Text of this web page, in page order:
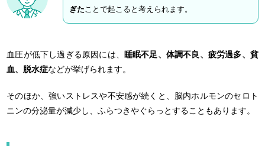
ぎたことで起こると考えられます。
血圧が低下し過ぎる原因には、
睡眠不足、体調不良、疲労過多、貧
血、脱水症などが挙げられます。
そのほか、強いストレスや不安感が続くと、脳内ホルモンのセロト
ニンの分泌量が減少し、ふらつきやぐらっとすることもあります。